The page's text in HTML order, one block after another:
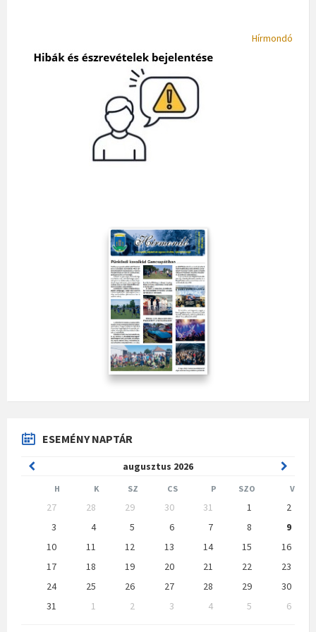
Hírmondó
ESEMÉNY NAPTÁR
augusztus 2026
Previous
Month
Month
H K SZ CS P SZO V
calendar
27 28 29 30 31 1
2
3
4 5 6 7 8
9
10
11 12 13 14 15
16
17
18 19 20 21 22
23
24
25 26 27 28 29
30
31
1 2 3 4 5
6